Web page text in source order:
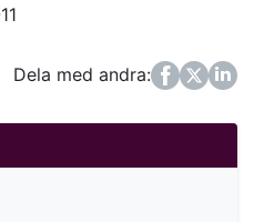
Dela med andra:
FacebookTwitter
LinkedIn